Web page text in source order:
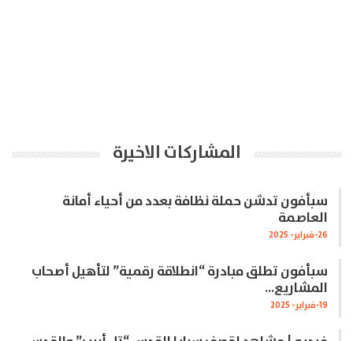
المشاركات الاخيرة
سبأفون تدشن حملة نظافة بعدد من أحياء أمانة
العاصمة
26-فبراير- 2025
سبأفون تطلق مبادرة “انطلاقة رقمية” لتأهيل أصحاب
المشاريع…
19-فبراير- 2025